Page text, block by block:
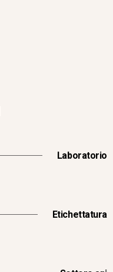
Laboratorio
Etichettatura